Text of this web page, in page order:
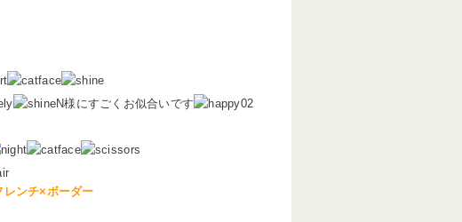
N様にすごくお似合いです
レンチ×ボーダー